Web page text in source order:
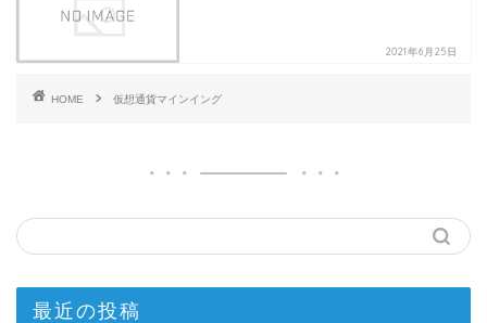
2021年6月25日
HOME 仮想通貨マインイング
最近の投稿